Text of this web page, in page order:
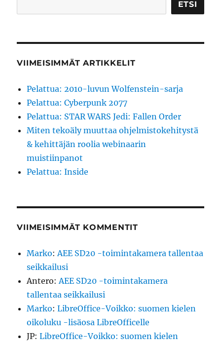
ETSI
VIIMEISIMMÄT ARTIKKELIT
Pelattua: 2010-luvun Wolfenstein-sarja
Pelattua: Cyberpunk 2077
Pelattua: STAR WARS Jedi: Fallen Order
Miten tekoäly muuttaa ohjelmistokehitystä
& kehittäjän roolia webinaarin
muistiinpanot
Pelattua: Inside
VIIMEISIMMÄT KOMMENTIT
Marko:AEE SD20 -toimintakamera tallentaa
seikkailusi
Antero:AEE SD20 -toimintakamera
tallentaa seikkailusi
Marko:LibreOffice-Voikko: suomen kielen
oikoluku -lisäosa LibreOfficelle
JP:LibreOffice-Voikko: suomen kielen